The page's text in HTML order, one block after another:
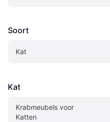
Soort
Kat
Kat
Krabmeubels voor
Katten